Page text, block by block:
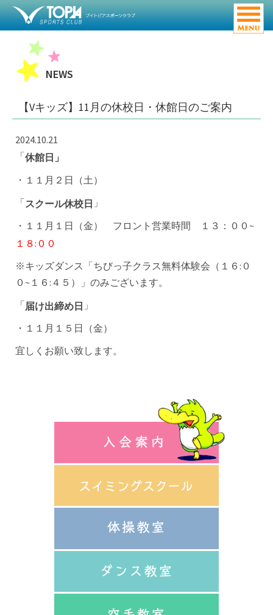
NEWS
【Vキッズ】11月の休校日・休館日のご案内
2024.10.21
「休館日」
・１１月２日（土）
「スクール休校日 」
・１１月１日（金） フロント営業時間 １３：００~
１８:００
※キッズダンス「ちびっ子クラス無料体験会（１６:０
０~１６:４５）」のみございます。
「届け出締め日 」
・１１月１５日（金）
宜しくお願い致します。